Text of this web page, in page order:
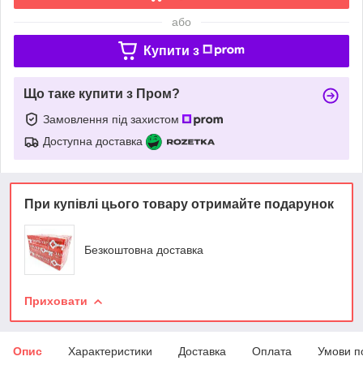
або
Купити з
Що таке купити з Пром?
Замовлення під захистом
Доступна доставка
При купівлі цього товару отримайте подарунок
Безкоштовна доставка
Приховати
Опис Характеристики Доставка Оплата Умови